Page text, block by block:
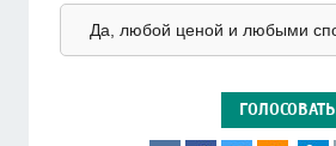
ГОЛОСОВАТЬ